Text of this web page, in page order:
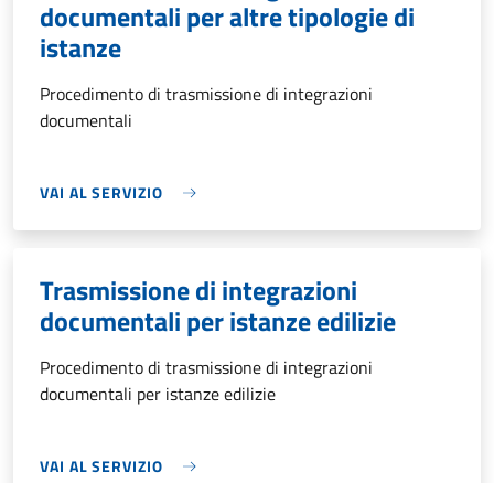
documentali per altre tipologie di
istanze
Procedimento di trasmissione di integrazioni
documentali
VAI AL SERVIZIO
Trasmissione di integrazioni
documentali per istanze edilizie
Procedimento di trasmissione di integrazioni
documentali per istanze edilizie
VAI AL SERVIZIO